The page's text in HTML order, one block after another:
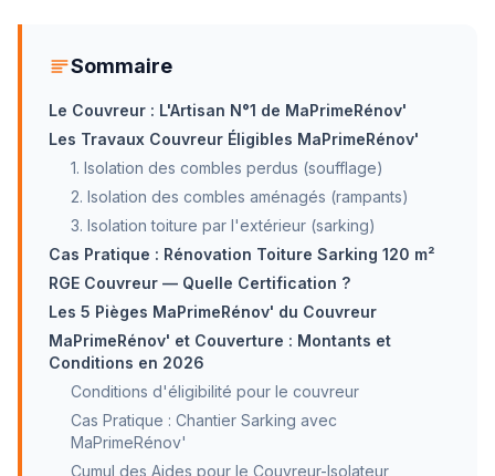
Sommaire
Le Couvreur : L'Artisan N°1 de MaPrimeRénov'
Les Travaux Couvreur Éligibles MaPrimeRénov'
1. Isolation des combles perdus (soufflage)
2. Isolation des combles aménagés (rampants)
3. Isolation toiture par l'extérieur (sarking)
Cas Pratique : Rénovation Toiture Sarking 120 m²
RGE Couvreur — Quelle Certification ?
Les 5 Pièges MaPrimeRénov' du Couvreur
MaPrimeRénov' et Couverture : Montants et
Conditions en 2026
Conditions d'éligibilité pour le couvreur
Cas Pratique : Chantier Sarking avec
MaPrimeRénov'
Cumul des Aides pour le Couvreur-Isolateur